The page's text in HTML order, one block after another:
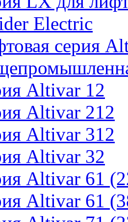
Electric
серия
Altivar 12
Altivar 212
Altivar 312
Altivar 32
Altivar 61
Altivar 61